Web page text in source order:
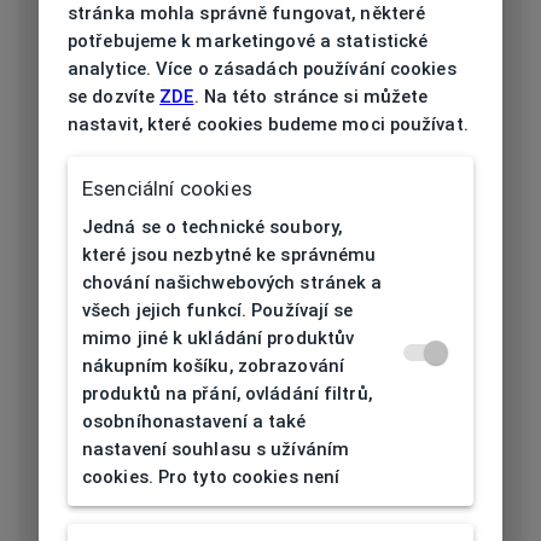
Značka DEMETZ ADULTS
Druh obruby Dioptrické
Určení Pánská
Typ obruby
Materiál
obruby
Plast
Barva obruby Modrá
Tvar obruby
Šířka očnice
[mm]
53
stránka mohla správně fungovat, některé
potřebujeme k marketingové a statistické
analytice. Více o zásadách používání cookies
se dozvíte ZDE. Na této stránce si můžete
nastavit, které cookies budeme moci používat.
Esenciální cookies
Jedná se o technické soubory,
které jsou nezbytné ke správnému
chování našichwebových stránek a
všech jejich funkcí. Používají se
mimo jiné k ukládání produktův
nákupním košíku, zobrazování
produktů na přání, ovládání filtrů,
osobníhonastavení a také
nastavení souhlasu s užíváním
cookies. Pro tyto cookies není